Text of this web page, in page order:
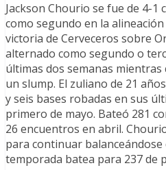
Jackson Chourio se fue de 4-
como segundo en la
victoria de Cerveceros sobre
alternado como segundo o
últimas dos semanas
un slump. El zuliano de 21
y seis bases robadas en sus
primero de mayo. Bateó 281
26 encuentros en abril.
para continuar balanceándose
temporada batea para 237 de